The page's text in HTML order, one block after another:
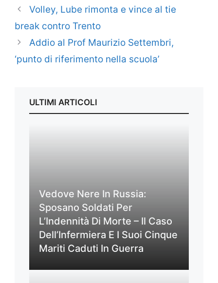
Volley, Lube rimonta e vince al tie
break contro Trento
Addio al Prof Maurizio Settembri,
‘punto di riferimento nella scuola’
ULTIMI ARTICOLI
Vedove Nere In Russia:
Sposano Soldati Per
L’Indennità Di Morte – Il Caso
Dell’Infermiera E I Suoi Cinque
Mariti Caduti In Guerra